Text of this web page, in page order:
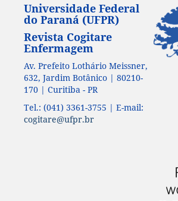
Universidade Federal
do Paraná (UFPR)
Revista Cogitare
Enfermagem
Av. Prefeito Lothário Meissner,
632, Jardim Botânico | 80210-
170 | Curitiba - PR
Tel.: (041) 3361-3755 | E-mail:
cogitare@ufpr.br